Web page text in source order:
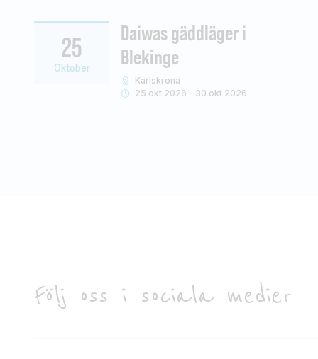
25
Oktober
Daiwas gäddläger i
Blekinge
Karlskrona
25 okt 2026 - 30 okt 2026
Följ oss i sociala medier